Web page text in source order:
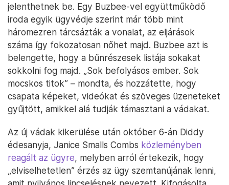
jelenthetnek be. Egy Buzbee-vel együttműködő
iroda egyik ügyvédje szerint már több mint
háromezren tárcsázták a vonalat, az eljárások
száma így fokozatosan nőhet majd. Buzbee azt is
belengette, hogy a bűnrészesek listája sokakat
sokkolni fog majd. „Sok befolyásos ember. Sok
mocskos titok” – mondta, és hozzátette, hogy
csapata képeket, videókat és szöveges üzeneteket
gyűjtött, amikkel alá tudják támasztani a vádakat.
Az új vádak kikerülése után október 6-án Diddy
édesanyja, Janice Smalls Combs közleményben
reagált az ügyre, melyben arról értekezik, hogy
„elviselhetetlen” érzés az ügy szemtanújának lenni,